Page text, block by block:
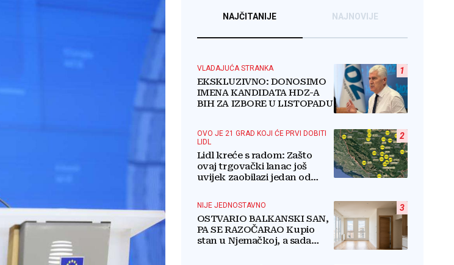
NAJČITANIJE NAJNOVIJE
1
VLADAJUĆA STRANKA
EKSKLUZIVNO: DONOSIMO
IMENA KANDIDATA HDZ-A
BIH ZA IZBORE U LISTOPADU
2
OVO JE 21 GRAD KOJI ĆE PRVI DOBITI
LIDL
Lidl kreće s radom: Zašto
ovaj trgovački lanac još
uvijek zaobilazi jedan od
3
NIJE JEDNOSTAVNO
OSTVARIO BALKANSKI SAN,
PA SE RAZOČARAO Kupio
stan u Njemačkoj, a sada